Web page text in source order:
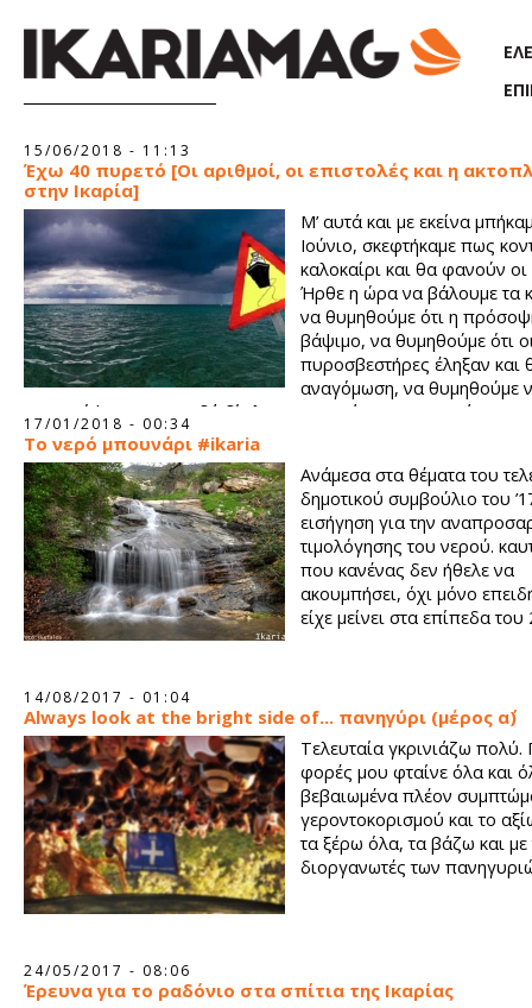
15/06/2018 - 11:13
Έχω 40 πυρετό [Οι αριθμοί, οι επιστολές και η
στην Ικαρία]
Μ’ αυτά και με εκείνα
Ιούνιο, σκεφτήκαμε πως
καλοκαίρι και θα φανούν οι
Ήρθε η ώρα να βάλουμε τα
να θυμηθούμε ότι η
βάψιμο, να θυμηθούμε ότι
πυροσβεστήρες έληξαν και
αναγόμωση, να θυμηθούμε
χορτοκόψουμε κι εκειδά δίπλα, στο χωράφι που παρκάρουν,
πάρει και καμιά φωτιά.
17/01/2018 - 00:34
Tο νερό μπουνάρι #ikaria
Ανάμεσα στα θέματα του
δημοτικού συμβούλιο του
εισήγηση για την
τιμολόγησης του νερού.
που κανένας δεν ήθελε να
ακουμπήσει, όχι μόνο
είχε μείνει στα επίπεδα
14/08/2017 - 01:04
Always look at the bright side of... πανηγύρι (μέρος α΄)
Τελευταία γκρινιάζω πολύ.
φορές μου φταίνε όλα και
βεβαιωμένα πλέον
γεροντοκορισμού και το
τα ξέρω όλα, τα βάζω και με
διοργανωτές των
24/05/2017 - 08:06
Έρευνα για το ραδόνιο στα σπίτια της Ικαρίας